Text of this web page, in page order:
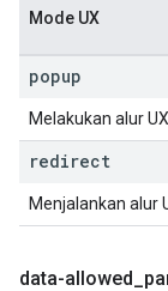
Mode UX
popup
Melakukan alur
redirect
Menjalankan alur
data-allowed